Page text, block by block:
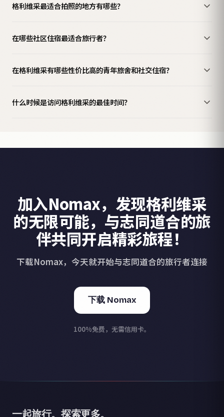
格利维采最适合拍照的地方有哪些？
在哪些社区住宿最适合旅行者？
在格利维采有哪些性价比高的青年旅舍和社交住宿？
什么时候是访问格利维采的最佳时间？
加入Nomax，发现格利维采
的无限可能，与志同道合的旅
伴共同开启精彩旅程！
下载Nomax，今天就开始与志同道合的旅行者连接
下载 Nomax
100%免费，无需信用卡。
一起旅行。探索更多。